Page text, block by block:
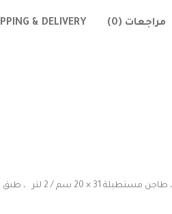
مراجعات (0) & DELIVERY